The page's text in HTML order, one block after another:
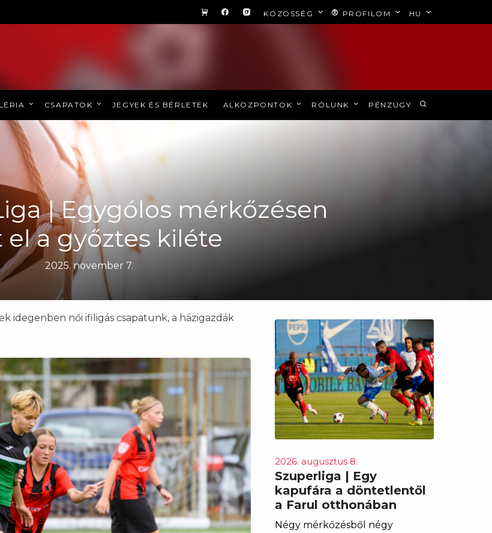
KÖZÖSSÉG PROFILOM HU
CSAPATOK JEGYEK ÉS BÉRLETEK ALKÖZPONTOK RÓLUNK PÉNZÜGY
| Egygólos mérkőzésen
el a győztes kiléte
2025. november 7.
idegenben női ifiligás csapatunk, a házigazdák
2026. augusztus 8.
Szuperliga | Egy
kapufára a döntetlentől
a Farul otthonában
Négy mérkőzésből négy